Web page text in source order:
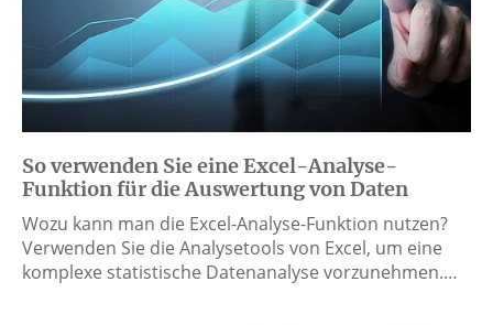
So verwenden Sie eine Excel-Analyse-
Funktion für die Auswertung von Daten
Wozu kann man die Excel-Analyse-Funktion nutzen?
Verwenden Sie die Analysetools von Excel, um eine
komplexe statistische Datenanalyse vorzunehmen.…